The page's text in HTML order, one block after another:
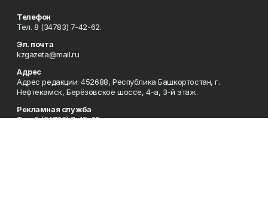
Телефон
Тел. 8 (34783) 7-42-62.
Эл. почта
kzgazeta@mail.ru
Адрес
Адрес редакции: 452688, Республика Башкортостан, г.
Нефтекамск, Берёзовское шоссе, 4-а, 3-й этаж.
Рекламная служба
Тел. 8 (34783) 7-45-35.